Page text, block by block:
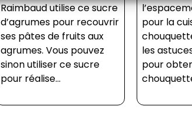
Raimbaud utilise ce sucre
d’agrumes pour recouvrir
ses pâtes de fruits aux
agrumes. Vous pouvez
sinon utiliser ce sucre
pour réalise...
pour la
les
pour